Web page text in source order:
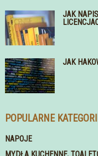
JAK
JAK
POPULARNE
NAPOJE
MYDŁA KUCHENNE,